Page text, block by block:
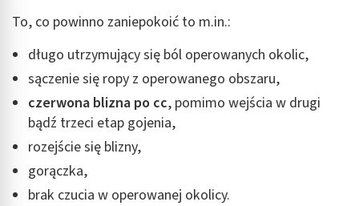
To, co powinno zaniepokoić to m.in.:
długo utrzymujący się ból operowanych okolic,
sączenie się ropy z operowanego obszaru,
czerwona blizna po cc, pomimo wejścia w drugi
bądź trzeci etap gojenia,
rozejście się blizny,
gorączka,
brak czucia w operowanej okolicy.